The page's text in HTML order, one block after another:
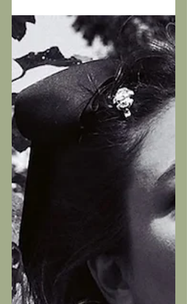
Emporio Armani lancia una
capsule denim
Erano i primi anni ottanta quando in
piena euforia da denim, l'Italia ruba la
scena agli Stati Uniti, da sempre più
interessati alla quantità che alla qualità,
e trasforma i pantaloni in jeans in
oggetto di design. Tra i protagonisti
del periodo, Giorgio Armani, ormai
icona globale anche grazie alla
rivoluzione stilistica che porta al
cinema con American Gigolo, decide
dedicata alla tela genovese più famosa
dal mondo. Nel 1981 nasce Armani
Jean